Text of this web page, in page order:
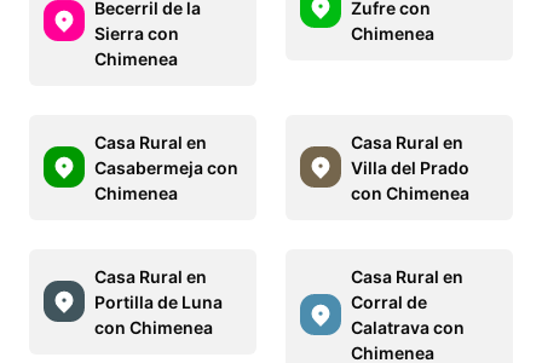
Becerril de la
Sierra con
Chimenea
Zufre con
Chimenea
Casa Rural en
Casabermeja con
Chimenea
Casa Rural en
Villa del Prado
con Chimenea
Casa Rural en
Portilla de Luna
con Chimenea
Casa Rural en
Corral de
Calatrava con
Chimenea